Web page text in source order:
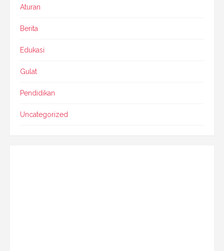
Aturan
Berita
Edukasi
Gulat
Pendidikan
Uncategorized